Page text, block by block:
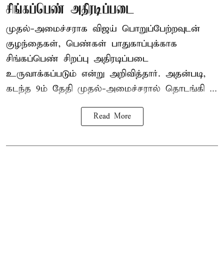
சிங்கப்பெண் அதிரடிப்படை
முதல்-அமைச்சராக விஜய் பொறுப்பேற்றவுடன்
குழந்தைகள், பெண்கள் பாதுகாப்புக்காக
சிங்கப்பெண் சிறப்பு அதிரடிப்படை
உருவாக்கப்படும் என்று அறிவித்தார். அதன்படி,
கடந்த 9ம் தேதி முதல்-அமைச்சரால் தொடங்கி ...
Read More